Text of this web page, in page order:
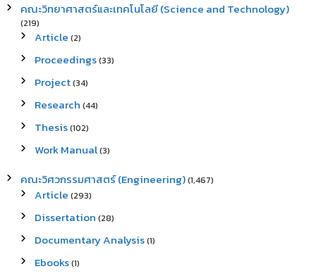
คณะวิทยาศาสตร์และเทคโนโลยี (Science and Technology)
(219)
Article (2)
Proceedings(33)
Project(34)
Research (44)
Thesis(102)
Work Manual(3)
คณะวิศวกรรมศาสตร์ (Engineering)(1,467)
Article (293)
Dissertation (28)
Documentary Analysis(1)
Ebooks(1)